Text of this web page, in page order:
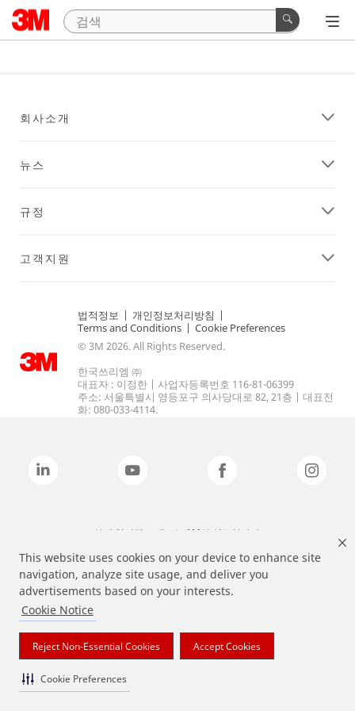
This website uses cookies on your device to enhance site
navigation, analyze site usage, and deliver you
advertisements based on your interests.
Cookie Notice
Reject Non-Essential Cookies Accept Cookies
Cookie Preferences
회사소개
뉴스
규정
고객지원
법적정보 | 개인정보처리방침 |
Terms and Conditions | Cookie Preferences
© 3M 2026. All Rights Reserved.
한국쓰리엠 ㈜
대표자 : 이정한 | 사업자등록번호 116-81-06399
주소: 서울특별시 영등포구 의사당대로 82, 21층 | 대표전
화: 080-033-4114.
상기 열거된 브랜드는 3M의 상표입니다.